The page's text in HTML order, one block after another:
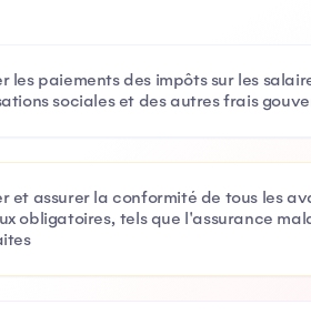
les paiements des impôts sur les
sociales et des autres frais
et assurer la conformité de tous les
obligatoires, tels que l'assurance